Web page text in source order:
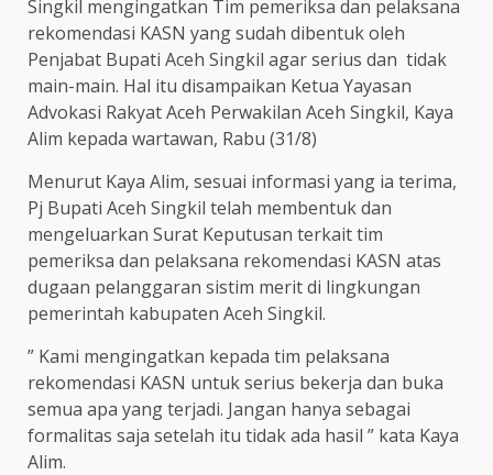
Singkil mengingatkan Tim pemeriksa dan pelaksana
rekomendasi KASN yang sudah dibentuk oleh
Penjabat Bupati Aceh Singkil agar serius dan tidak
main-main. Hal itu disampaikan Ketua Yayasan
Advokasi Rakyat Aceh Perwakilan Aceh Singkil, Kaya
Alim kepada wartawan, Rabu (31/8)
Menurut Kaya Alim, sesuai informasi yang ia terima,
Pj Bupati Aceh Singkil telah membentuk dan
mengeluarkan Surat Keputusan terkait tim
pemeriksa dan pelaksana rekomendasi KASN atas
dugaan pelanggaran sistim merit di lingkungan
pemerintah kabupaten Aceh Singkil.
” Kami mengingatkan kepada tim pelaksana
rekomendasi KASN untuk serius bekerja dan buka
semua apa yang terjadi. Jangan hanya sebagai
formalitas saja setelah itu tidak ada hasil ” kata Kaya
Alim.